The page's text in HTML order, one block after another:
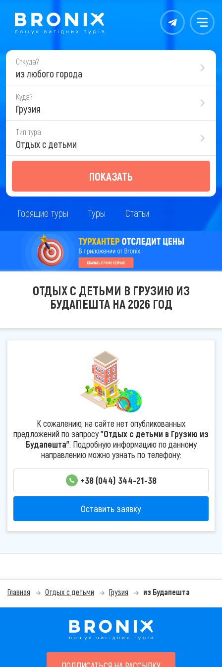
Контакты Меню
Откуда?
из любого города
Куда?
Грузия
Тип тура
Отдых с детьми
ПОКАЗАТЬ
Горящие туры Туры Статьи
ОТДЫХ С ДЕТЬМИ В ГРУЗИЮ ИЗ
БУДАПЕШТА НА 2026 ГОД
К сожалению, на сайте нет опубликованных
предложений по запросу"Отдых с детьми в Грузию из
Будапешта". Подробную информацию по данному
направлению можно узнать по телефону:
+38 (044) 344-21-38
Оставить заявку
Главная Отдых с детьми Грузия из Будапешта